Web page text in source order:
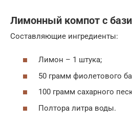
Лимонный компот с
Составляющие ингредиенты:
Лимон – 1 штука;
50 грамм фиолетового
100 грамм сахарного
Полтора литра воды.